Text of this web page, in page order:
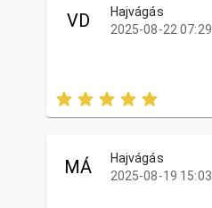
VD
Hajvágás
2025-08-22 07:29
MÁ
Hajvágás
2025-08-19 15:03